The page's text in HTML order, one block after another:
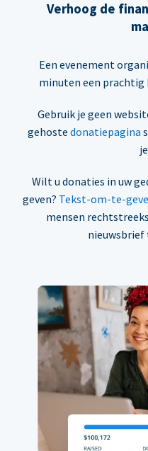
Verhoog de
Een evenement
minuten een prachtig
Gebruik je geen
gehoste donatiepagina
Wilt u donaties in uw
geven? Tekst-om-te-
mensen
nieuwsbrief